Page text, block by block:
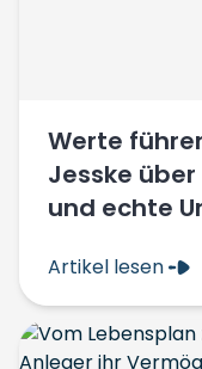
Werte
Jesske
und echte
Artikel lesen